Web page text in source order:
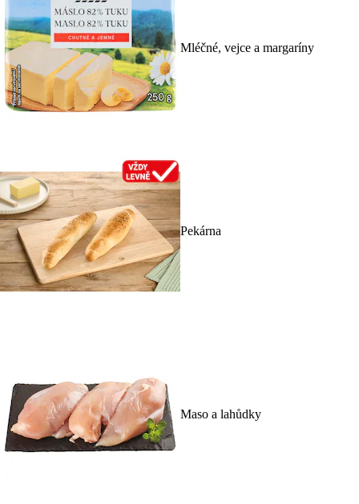
Mléčné, vejce a margaríny
Pekárna
Maso a lahůdky